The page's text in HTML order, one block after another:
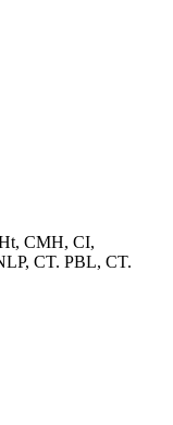
CMH, CI,
CT. PBL, CT.